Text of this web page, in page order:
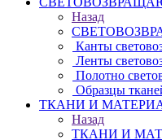
Назад
Канты
Ленты
Полотно
Образцы
ТКАНИ И
Назад
ТКАНИ И